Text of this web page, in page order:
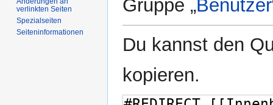
Gruppe „Benutzer
Du kannst den
kopieren.
verlinkten Seiten
Spezialseiten
Seiten­informationen